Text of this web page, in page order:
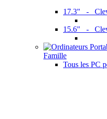
17.3" -
15.6" -
Famille
Tous les PC